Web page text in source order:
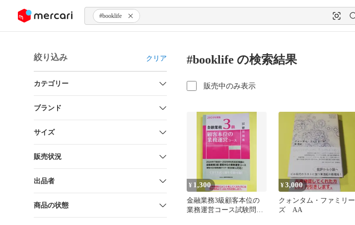
ツにスキップ #booklife
絞り込み クリア
カテゴリー
ブランド
サイズ
販売状況
出品者
商品の状態
#booklife の検索結果
販売中のみ表示
¥ 1,300
金融業務3級顧客本位の
業務運営コース試験問題
¥3,000
クォンタム・ファミリー
ズ AA